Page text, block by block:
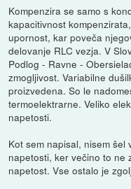
Kompenzira se samo s
kapacitivnost
upornost, kar poveča
delovanje RLC vezja. V
Podlog - Ravne -
zmogljivost. Variabilne
proizvedena. So le
termoelektrarne. Veliko
napetosti.
Kot sem napisal, nisem
napetosti, ker večino to ne
napetost. Vse ostalo je